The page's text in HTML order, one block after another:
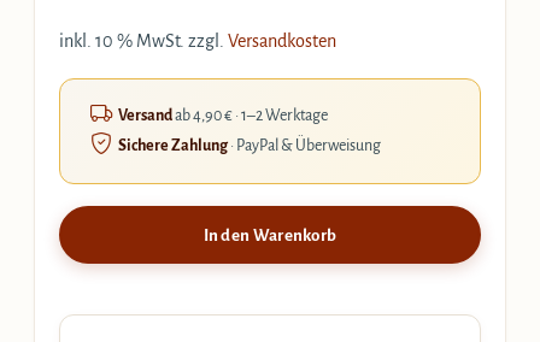
inkl. 10 % MwSt. zzgl. Versandkosten
Versandab 4,90 € · 1–2 Werktage
Sichere Zahlung· PayPal & Überweisung
In den Warenkorb